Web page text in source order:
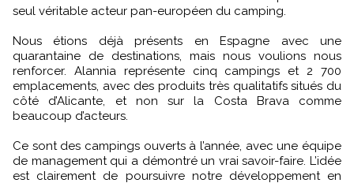
seul véritable acteur pan-européen du camping.
Nous étions déjà présents en Espagne avec une
quarantaine de destinations, mais nous voulions nous
renforcer. Alannia représente cinq campings et 2 700
emplacements, avec des produits très qualitatifs situés du
côté d’Alicante, et non sur la Costa Brava comme
beaucoup d’acteurs.
Ce sont des campings ouverts à l’année, avec une équipe
de management qui a démontré un vrai savoir-faire. L’idée
est clairement de poursuivre notre développement en